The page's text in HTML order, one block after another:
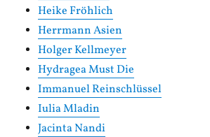
Heike Fröhlich
Herrmann Asien
Holger Kellmeyer
Hydragea Must Die
Immanuel Reinschlüssel
Iulia Mladin
Jacinta Nandi